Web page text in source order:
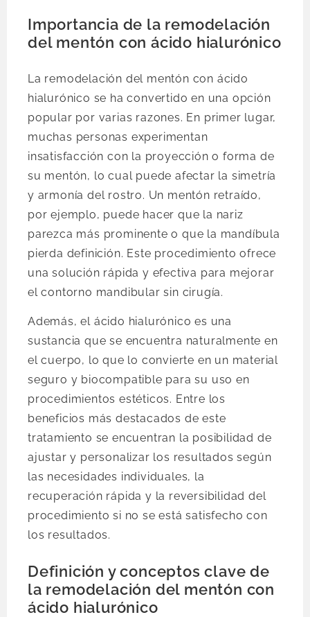
Importancia de la remodelación
del mentón con ácido hialurónico
La remodelación del mentón con ácido
hialurónico se ha convertido en una opción
popular por varias razones. En primer lugar,
muchas personas experimentan
insatisfacción con la proyección o forma de
su mentón, lo cual puede afectar la simetría
y armonía del rostro. Un mentón retraído,
por ejemplo, puede hacer que la nariz
parezca más prominente o que la mandíbula
pierda definición. Este procedimiento ofrece
una solución rápida y efectiva para mejorar
el contorno mandibular sin cirugía.
Además, el ácido hialurónico es una
sustancia que se encuentra naturalmente en
el cuerpo, lo que lo convierte en un material
seguro y biocompatible para su uso en
procedimientos estéticos. Entre los
beneficios más destacados de este
tratamiento se encuentran la posibilidad de
ajustar y personalizar los resultados según
las necesidades individuales, la
recuperación rápida y la reversibilidad del
procedimiento si no se está satisfecho con
los resultados.
Definición y conceptos clave de
la remodelación del mentón con
ácido hialurónico